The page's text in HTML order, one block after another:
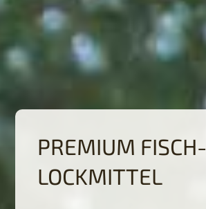
PREMIUM FISCH-
LOCKMITTEL